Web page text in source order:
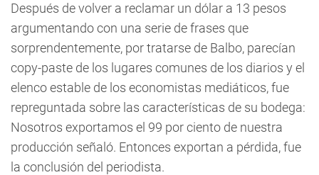
Después de volver a reclamar un dólar a 13 pesos
argumentando con una serie de frases que
sorprendentemente, por tratarse de Balbo, parecían
copy-paste de los lugares comunes de los diarios y el
elenco estable de los economistas mediáticos, fue
repreguntada sobre las características de su bodega:
Nosotros exportamos el 99 por ciento de nuestra
producción señaló. Entonces exportan a pérdida, fue
la conclusión del periodista.